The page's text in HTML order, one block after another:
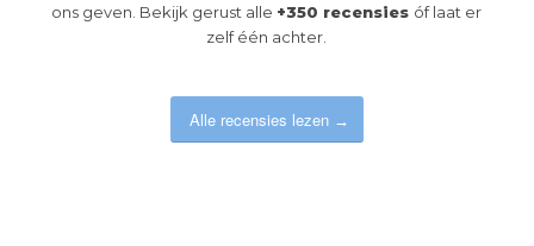
ons geven. Bekijk gerust alle +350 recensies óf laat er
zelf één achter.
Alle recensies lezen